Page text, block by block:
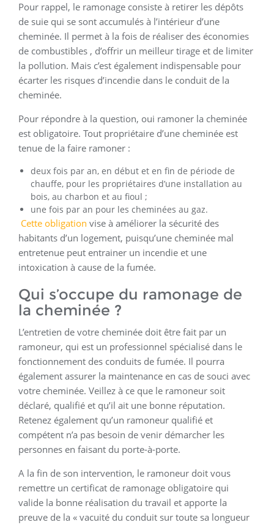
Pour rappel, le ramonage consiste à retirer les dépôts
de suie qui se sont accumulés à l’intérieur d’une
cheminée. Il permet à la fois de réaliser des économies
de combustibles , d’offrir un meilleur tirage et de limiter
la pollution. Mais c’est également indispensable pour
écarter les risques d’incendie dans le conduit de la
cheminée.
Pour répondre à la question, oui ramoner la cheminée
est obligatoire. Tout propriétaire d’une cheminée est
tenue de la faire ramoner :
deux fois par an, en début et en fin de période de
chauffe, pour les propriétaires d’une installation au
bois, au charbon et au fioul ;
une fois par an pour les cheminées au gaz.
Cette obligation vise à améliorer la sécurité des
habitants d’un logement, puisqu’une cheminée mal
entretenue peut entrainer un incendie et une
intoxication à cause de la fumée.
Qui s’occupe du ramonage de
la cheminée ?
L’entretien de votre cheminée doit être fait par un
ramoneur, qui est un professionnel spécialisé dans le
fonctionnement des conduits de fumée. Il pourra
également assurer la maintenance en cas de souci avec
votre cheminée. Veillez à ce que le ramoneur soit
déclaré, qualifié et qu’il ait une bonne réputation.
Retenez également qu’un ramoneur qualifié et
compétent n’a pas besoin de venir démarcher les
personnes en faisant du porte-à-porte.
A la fin de son intervention, le ramoneur doit vous
remettre un certificat de ramonage obligatoire qui
valide la bonne réalisation du travail et apporte la
preuve de la « vacuité du conduit sur toute sa longueur